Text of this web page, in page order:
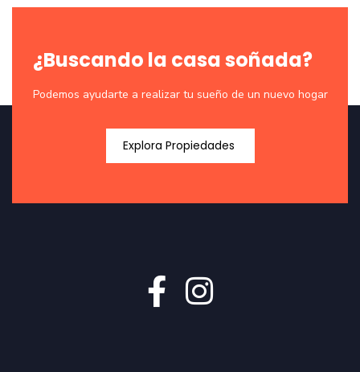
¿Buscando la casa soñada?
Podemos ayudarte a realizar tu sueño de un nuevo hogar
Explora Propiedades